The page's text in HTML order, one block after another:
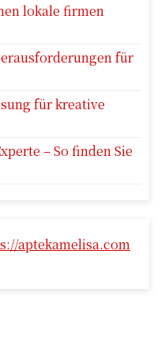
lokale firmen
für
für kreative
– So finden Sie
aptekamelisa.com